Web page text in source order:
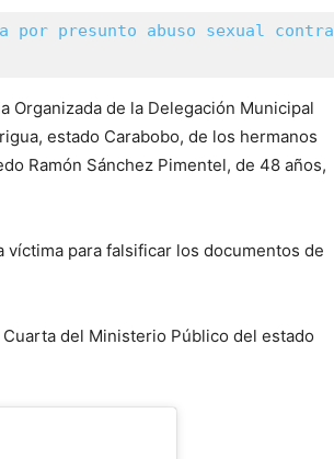
por presunto abuso sexual contra
Organizada de la Delegación Municipal
estado Carabobo, de los hermanos
Ramón Sánchez Pimentel, de 48 años,
para falsificar los documentos de
del Ministerio Público del estado